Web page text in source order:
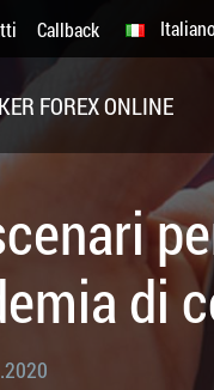
Callback
FOREX ONLINE
di